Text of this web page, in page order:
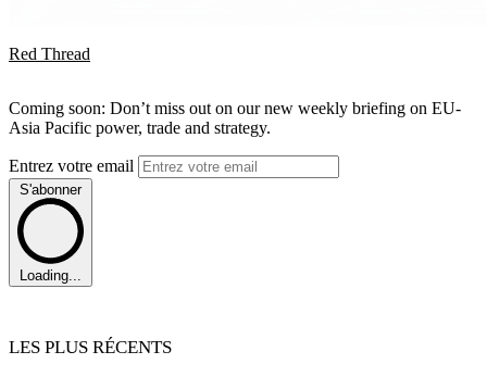
Red Thread
Coming soon: Don’t miss out on our new weekly briefing on EU-
Asia Pacific power, trade and strategy.
Entrez votre email
S'abonner
Loading...
LES PLUS RÉCENTS